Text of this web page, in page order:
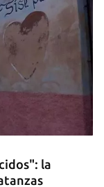
la